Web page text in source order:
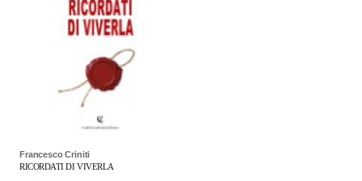
Francesco Criniti
RICORDATI DI VIVERLA